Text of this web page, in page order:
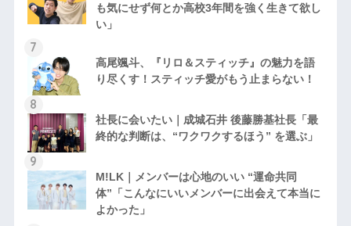
も気にせず何とか高校3年間を強く生きて欲し
い」
高尾颯斗、『リロ＆スティッチ』の魅力を語
り尽くす！スティッチ愛がもう止まらない！
社長に会いたい｜成城石井 後藤勝基社長「最
終的な判断は、“ワクワクするほう” を選ぶ」
M!LK｜メンバーは心地のいい “運命共同
体”「こんなにいいメンバーに出会えて本当に
よかった」